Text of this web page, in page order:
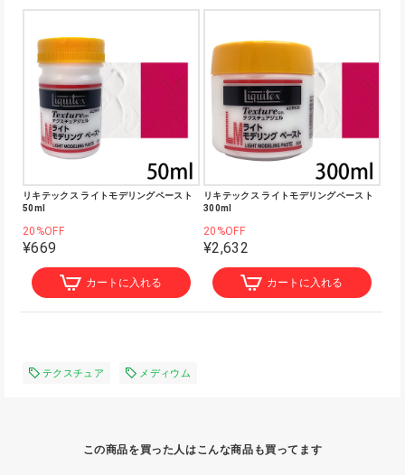
リキテックス ライトモデリングペースト
50ml
20%OFF
¥669
カートに入れる
リキテックス ライトモデリングペースト
300ml
20%OFF
¥2,632
カートに入れる
テクスチュア メディウム
この商品を買った人はこんな商品も買ってます